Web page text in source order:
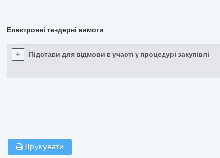
Електронні тендерні вимоги
+ Підстави для відмови в участі у процедурі закупівлі
Друкувати